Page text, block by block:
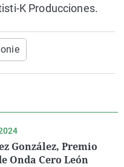
K Producciones.
González, Premio
Onda Cero León